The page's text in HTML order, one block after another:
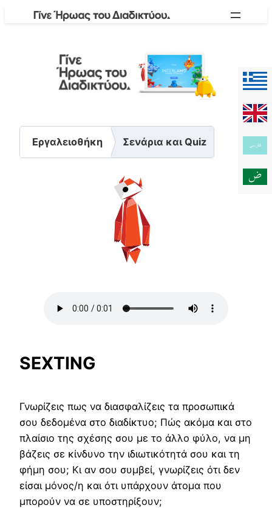
Εργαλειοθήκη Σενάρια και Quiz
SEXTING
Γνωρίζεις πως να διασφαλίζεις τα προσωπικά
σου δεδομένα στο διαδίκτυο; Πώς ακόμα και στο
πλαίσιο της σχέσης σου με το άλλο φύλο, να μη
βάζεις σε κίνδυνο την ιδιωτικότητά σου και τη
φήμη σου; Κι αν σου συμβεί, γνωρίζεις ότι δεν
είσαι μόνος/η και ότι υπάρχουν άτομα που
μπορούν να σε υποστηρίξουν;